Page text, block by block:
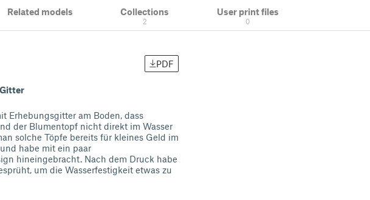
Related models Collections
2
User print files
0
PDF
Erhebungsgitter am Boden, dass
der Blumentopf nicht direkt im Wasser
solche Töpfe bereits für kleines Geld im
habe mit ein paar
hineingebracht. Nach dem Druck habe
um die Wasserfestigkeit etwas zu